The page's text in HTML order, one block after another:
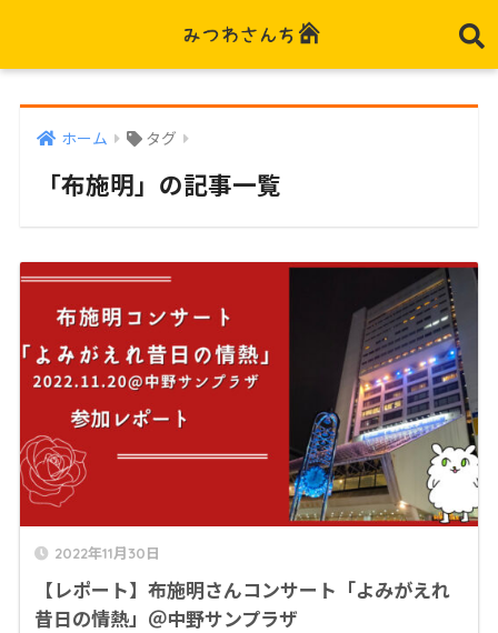
ホーム タグ
「布施明」の記事一覧
2022年11月30日
【レポート】布施明さんコンサート「よみがえれ
昔日の情熱」＠中野サンプラザ